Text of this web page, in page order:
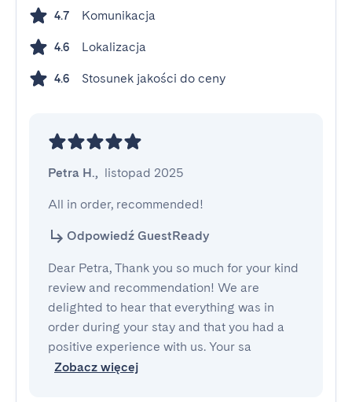
4.7 Komunikacja
4.6 Lokalizacja
4.6 Stosunek jakości do ceny
Petra H., listopad 2025
All in order, recommended!
Odpowiedź GuestReady
Dear Petra, Thank you so much for your kind
review and recommendation! We are
delighted to hear that everything was in
order during your stay and that you had a
positive experience with us. Your sa
Zobacz więcej